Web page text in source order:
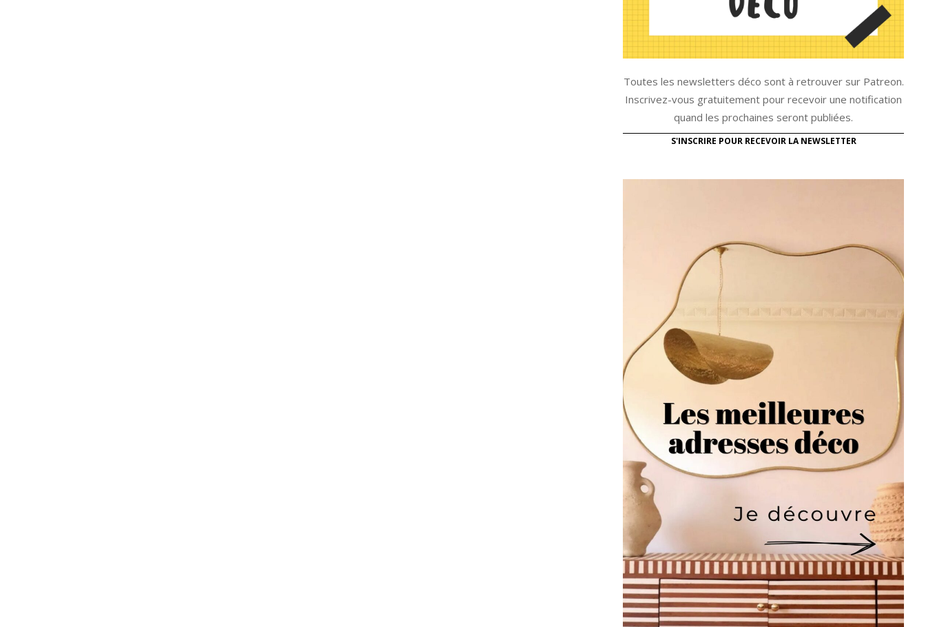
Toutes les newsletters déco sont à retrouver sur Patreon.
Inscrivez-vous gratuitement pour recevoir une notification
quand les prochaines seront publiées.
S'INSCRIRE POUR RECEVOIR LA NEWSLETTER